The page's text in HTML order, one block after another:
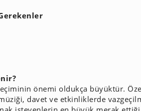
önemi oldukça büyüktür.
davet ve etkinliklerde